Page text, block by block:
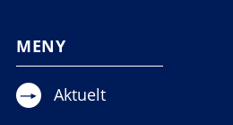
MENY
Aktuelt